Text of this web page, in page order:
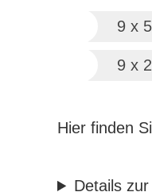
9 x
9 x
Hier finden
Details